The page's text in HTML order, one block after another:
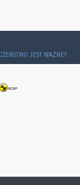
JEST WAŻNE?